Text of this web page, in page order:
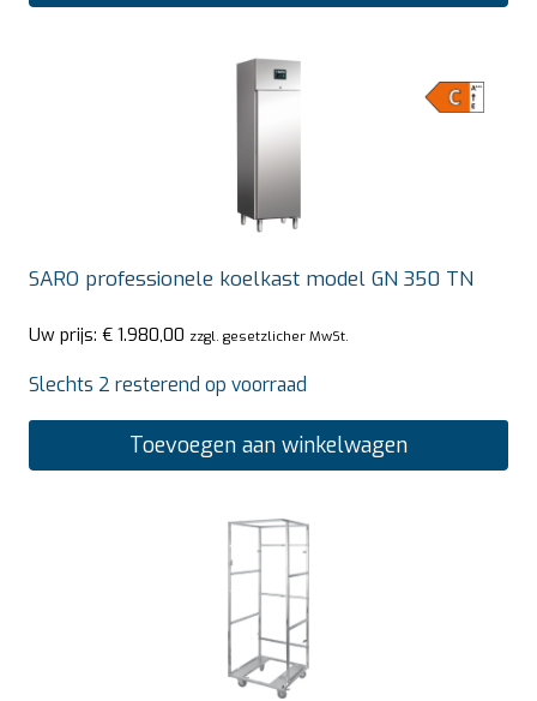
SARO professionele koelkast model GN 350 TN
Uw prijs: € 1.980,00 zzgl. gesetzlicher MwSt.
Slechts 2 resterend op voorraad
Toevoegen aan winkelwagen